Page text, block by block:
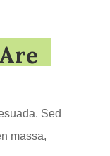
Sed
massa,